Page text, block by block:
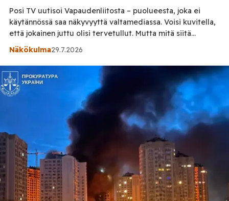
Posi TV uutisoi Vapaudenliitosta – puolueesta, joka ei
käytännössä saa näkyvyyttä valtamediassa. Voisi kuvitella,
että jokainen juttu olisi tervetullut. Mutta mitä siitä
seurasi? Kaikki oli muka tehty väärin ja kaikki uutisoitu
miten eri vastarinta-’soturit’ kommentoivat asioita
sosiaalisessa mediassa. Kommentit esitettiin jutussa juuri
sellaisina kuin ne oli julkaistu. Sen jälkeen […]
Näkökulma29.7.2026